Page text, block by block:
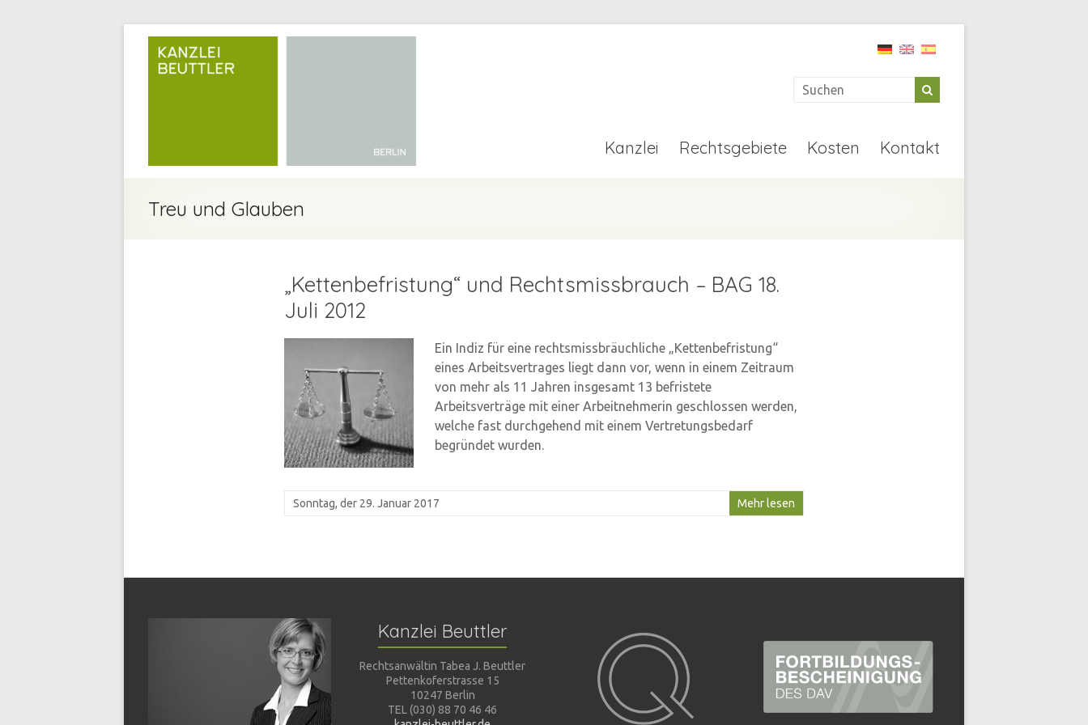
Kanzlei Rechtsgebiete Kosten Kontakt
Treu und Glauben
„Kettenbefristung“ und Rechtsmissbrauch – BAG 18.
Juli 2012
Ein Indiz für eine rechtsmissbräuchliche „Kettenbefristung“
eines Arbeitsvertrages liegt dann vor, wenn in einem Zeitraum
von mehr als 11 Jahren insgesamt 13 befristete
Arbeitsverträge mit einer Arbeitnehmerin geschlossen werden,
welche fast durchgehend mit einem Vertretungsbedarf
begründet wurden.
Sonntag, der 29. Januar 2017 Mehr lesen
Kanzlei Beuttler
Rechtsanwältin Tabea J. Beuttler
Pettenkoferstrasse 15
10247 Berlin
TEL (030) 88 70 46 46